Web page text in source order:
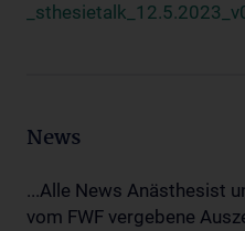
News
...Alle News Anästhesist
vom FWF vergebene